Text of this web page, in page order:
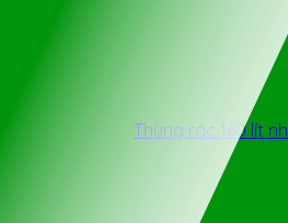
Thùng rác 160 lít